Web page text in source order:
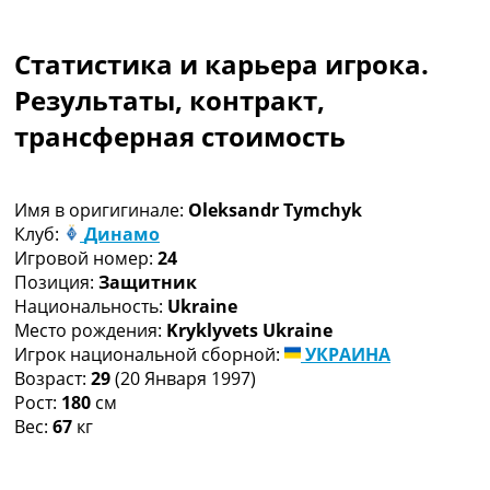
Чемпионат Мира
Украина. Премьер-Лига
Украина. Первая Лига
Лига Чемпионов
Другие Турниры >>>
Таблицы
Таблицы групп Чемпионата Мира
Украина. Премьер-Лига
Украина. Первая Лига
Лига Чемпионов. Таблицы групп
Англия. Премьер-Лига
Испания. Ла Лига
Все таблицы >>>
Рейтинги
Статистика и карьера игрока.
Результаты, контракт,
трансферная стоимость
Имя в оригигинале: Oleksandr Tymchyk
Клуб:
Динамо
Игровой номер: 24
Позиция: Защитник
Национальность: Ukraine
Место рождения: Kryklyvets Ukraine
Игрок национальной сборной:
УКРАИНА
Возраст: 29(20 Января 1997)
Рост: 180 см
Вес: 67 кг